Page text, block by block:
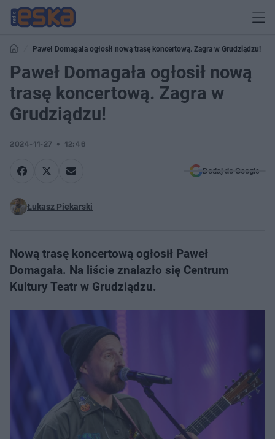
Paweł Domagała ogłosił nową trasę koncertową. Zagra w Grudziądzu!
Paweł Domagała ogłosił nową
trasę koncertową. Zagra w
Grudziądzu!
2024-11-27 12:46
Dodaj do Google
Łukasz Piekarski
Nową trasę koncertową ogłosił Paweł
Domagała. Na liście znalazło się Centrum
Kultury Teatr w Grudziądzu.